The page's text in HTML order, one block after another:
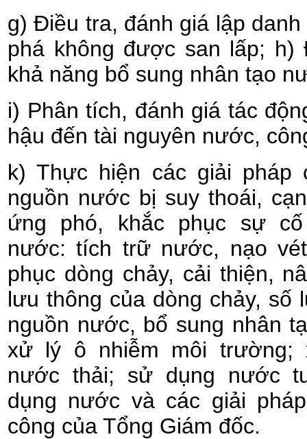
g) Điều tra, đánh giá lập
phá không được san lấp; h)
khả năng bổ sung nhân tạo
i) Phân tích, đánh giá tác
hậu đến tài nguyên nước,
k) Thực hiện các giải pháp
nguồn nước bị suy thoái,
ứng phó, khắc phục sự
nước: tích trữ nước, nạo
phục dòng chảy, cải thiện,
lưu thông của dòng chảy, số
nguồn nước, bổ sung nhân
xử lý ô nhiễm môi trường;
nước thải; sử dụng nước
dụng nước và các giải
công của Tổng Giám đốc.